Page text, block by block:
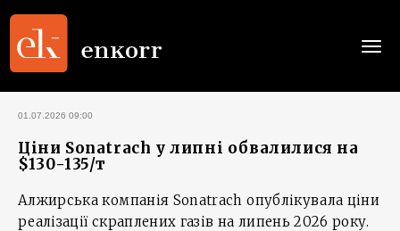
01.07.2026 09:00
Ціни Sonatrach у липні обвалилися на
$130-135/т
Алжирська компанія Sonatrach опублікувала ціни
реалізації скраплених газів на липень 2026 року.